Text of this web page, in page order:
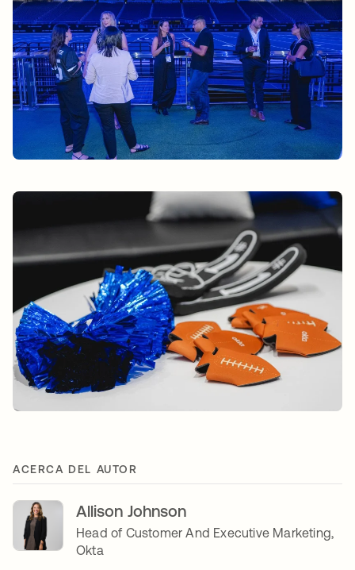
ACERCA DEL AUTOR
Allison Johnson
Head of Customer And Executive Marketing,
Okta